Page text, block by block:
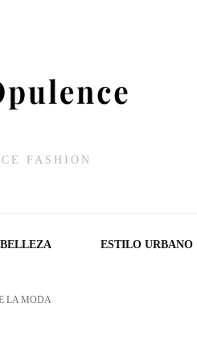
FASHION
BELLEZA ESTILO URBANO
LA MODA